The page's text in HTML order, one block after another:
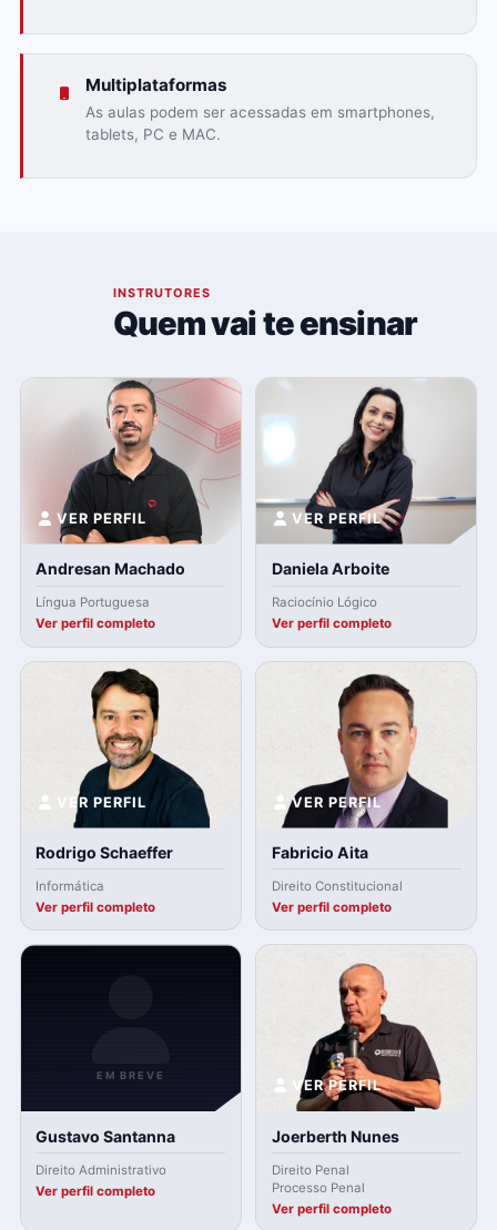
Multiplataformas
As aulas podem ser acessadas em smartphones,
tablets, PC e MAC.
INSTRUTORES
Quem vai te ensinar
VER PERFIL
Andresan Machado
Língua Portuguesa
Ver perfil completo
VER PERFIL
Daniela Arboite
Raciocínio Lógico
Ver perfil completo
VER PERFIL
Rodrigo Schaeffer
Informática
Ver perfil completo
VER PERFIL
Fabricio Aita
Direito Constitucional
Ver perfil completo
EM BREVE
Gustavo Santanna
Direito Administrativo
Ver perfil completo
VER PERFIL
Joerberth Nunes
Direito Penal
Processo Penal
Ver perfil completo